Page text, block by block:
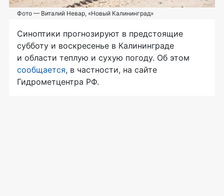
Фото — Виталий Невар, «Новый Калининград»
Синоптики прогнозируют в предстоящие
субботу и воскресенье в Калининграде
и области теплую и сухую погоду. Об этом
сообщается, в частности, на сайте
Гидрометцентра РФ.